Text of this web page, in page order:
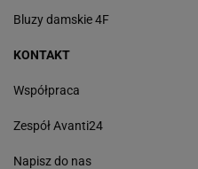
Bluzy damskie 4F
KONTAKT
Współpraca
Zespół Avanti24
Napisz do nas